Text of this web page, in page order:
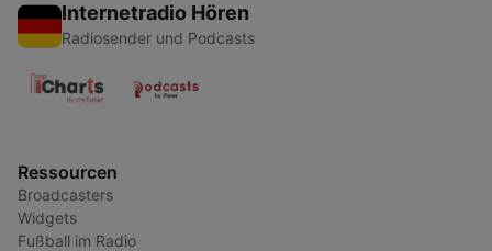
Internetradio Hören
Radiosender und Podcasts
Ressourcen
Broadcasters
Widgets
Fußball im Radio